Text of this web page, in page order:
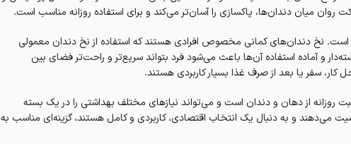
میان دندان‌ها، پاکسازی را آسان‌تر می‌کند و برای استفاده روزانه مناسب است.
کرده است. نخ دندان‌های کمانی مخصوص افرادی هستند که استفاده از نخ دندان معمولی
و آماده استفاده آن‌ها باعث می‌شود فرد بتواند سریع‌تر و راحت‌تر فضای بین
کار، سفر یا بعد از صرف غذا بسیار کاربردی هستند.
مراقبت روزانه از دهان و دندان است و می‌تواند نیازهای مختلف بهداشتی را در یک بسته
می‌دهند و به دنبال یک انتخاب اقتصادی، کاربردی و کامل هستند، گزینه‌ای مناسب به